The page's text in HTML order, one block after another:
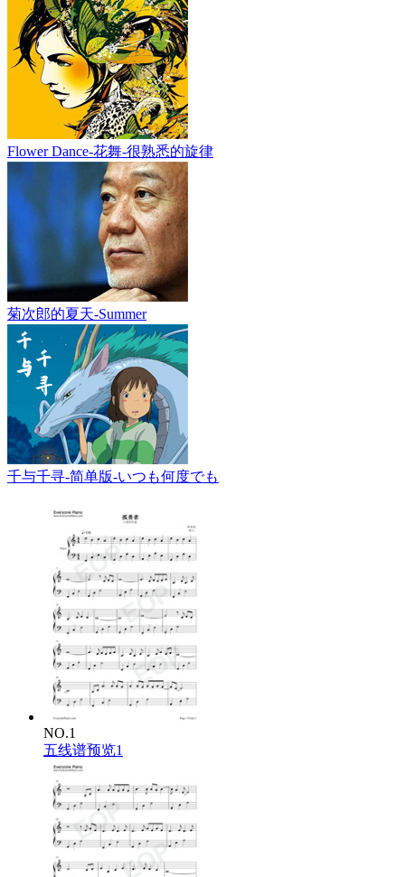
Flower Dance-花舞-很熟悉的旋律
菊次郎的夏天-Summer
千与千寻-简单版-いつも何度でも
NO.1
五线谱预览1